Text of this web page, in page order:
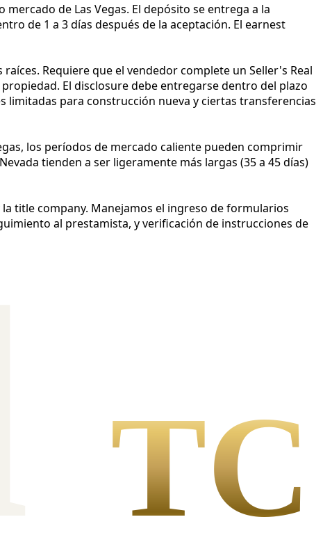
de Las Vegas. El depósito se entrega a la
de 1 a 3 días después de la aceptación. El earnest
Requiere que el vendedor complete un Seller's Real
El disclosure debe entregarse dentro del plazo
limitadas para construcción nueva y ciertas transferencias
los períodos de mercado caliente pueden comprimir
tienden a ser ligeramente más largas (35 a 45 días)
title company. Manejamos el ingreso de formularios
al prestamista, y verificación de instrucciones de
TC